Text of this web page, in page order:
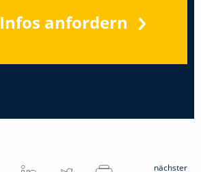
Infos anfordern
nächster